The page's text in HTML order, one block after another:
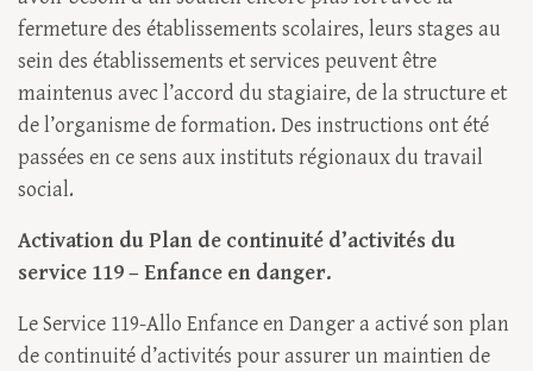
fermeture des établissements scolaires, leurs stages au
sein des établissements et services peuvent être
maintenus avec l’accord du stagiaire, de la structure et
de l’organisme de formation. Des instructions ont été
passées en ce sens aux instituts régionaux du travail
social.
Activation du Plan de continuité d’activités du
service 119 – Enfance en danger.
Le Service 119-Allo Enfance en Danger a activé son plan
de continuité d’activités pour assurer un maintien de